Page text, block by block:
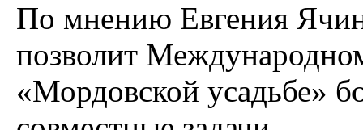
По мнению Евгения
позволит
«Мордовской усадьбе»